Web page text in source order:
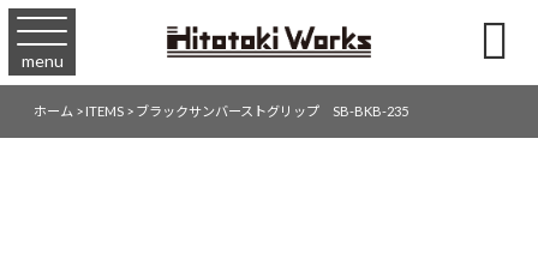
menu 
ホーム>ITEMS>ブラックサンバーストグリップ SB-BKB-235